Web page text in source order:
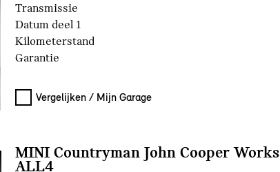
Transmissie
Datum deel 1
Kilometerstand
Garantie
Vergelijken / Mijn Garage
MINI Countryman John Cooper Works
ALL4